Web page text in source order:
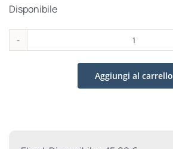
Disponibile
Maria
Cristina
di
Aggiungi al carrello